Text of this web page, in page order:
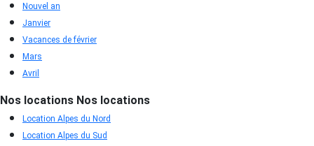
Nouvel an
Janvier
Vacances de février
Mars
Avril
Nos locations Nos locations
Location Alpes du Nord
Location Alpes du Sud